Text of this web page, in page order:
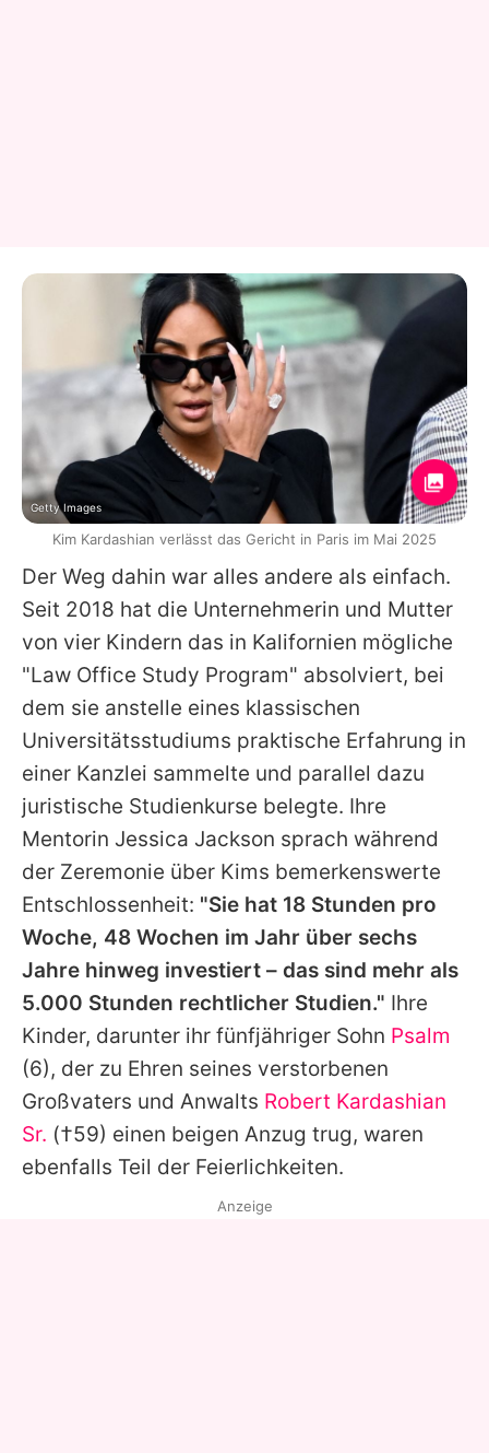
Der Weg dahin war alles andere als einfach.
Seit 2018 hat die Unternehmerin und Mutter
von vier Kindern das in Kalifornien mögliche
"Law Office Study Program" absolviert, bei
dem sie anstelle eines klassischen
Universitätsstudiums praktische Erfahrung in
einer Kanzlei sammelte und parallel dazu
juristische Studienkurse belegte. Ihre
Mentorin Jessica Jackson sprach während
der Zeremonie über Kims bemerkenswerte
Entschlossenheit: "Sie hat 18 Stunden pro
Woche, 48 Wochen im Jahr über sechs
Jahre hinweg investiert – das sind mehr als
5.000 Stunden rechtlicher Studien." Ihre
Kinder, darunter ihr fünfjähriger Sohn Psalm
(6), der zu Ehren seines verstorbenen
Großvaters und Anwalts Robert Kardashian
Sr. (†59) einen beigen Anzug trug, waren
ebenfalls Teil der Feierlichkeiten.
Getty Images
Kim Kardashian verlässt das Gericht in Paris im Mai 2025
Anzeige